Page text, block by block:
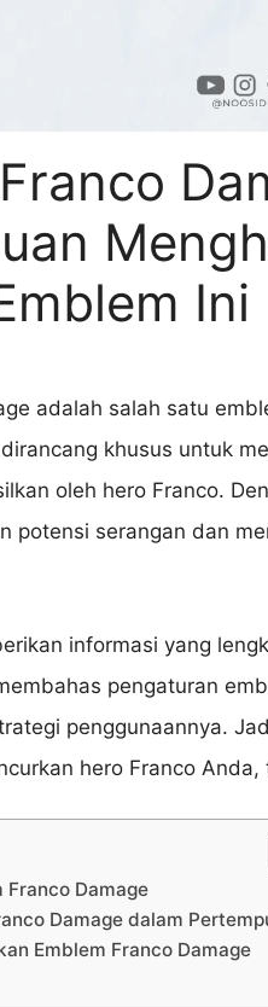
Ini
adalah salah satu
khusus untuk
oleh hero Franco.
potensi serangan dan
informasi yang
pengaturan
penggunaannya.
hero Franco
Franco Damage
Damage dalam
Emblem Franco Damage